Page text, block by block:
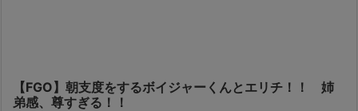
【FGO】朝支度をするボイジャーくんとエリチ！！ 姉
弟感、尊すぎる！！